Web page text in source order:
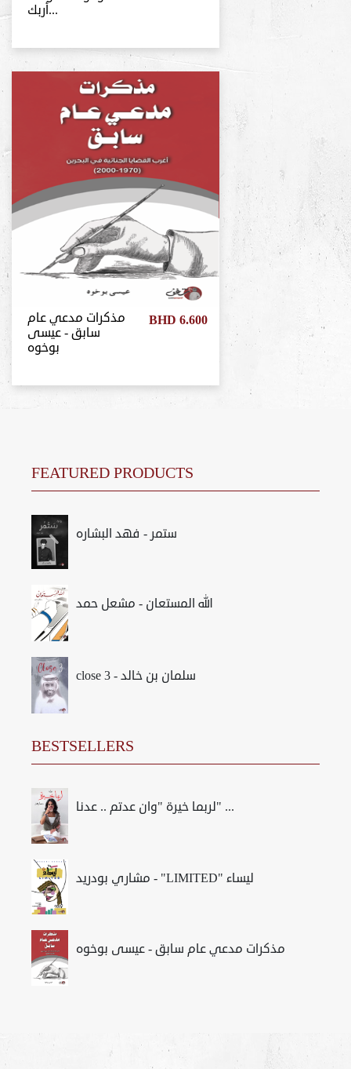
أربك...
مذكرات مدعي عام
سابق - عيسى
بوخوه
BHD 6.600
FEATURED PRODUCTS
ستمر - فهد البشاره
الله المستعان - مشعل حمد
close 3 - سلمان بن خالد
BESTSELLERS
لربما خيرة "وان عدتم .. عدنا" ...
مشاري بودريد - "LIMITED" ليساء
مذكرات مدعي عام سابق - عيسى بوخوه